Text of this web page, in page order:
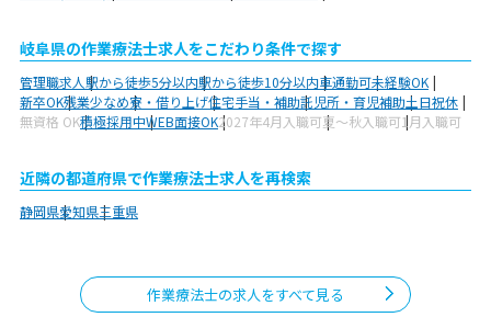
岐阜県の作業療法士求人をこだわり条件で探す
管理職求人駅から徒歩5分以内駅から徒歩10分以内車通勤可未経験OK
新卒OK残業少なめ寮・借り上げ住宅手当・補助託児所・育児補助土日祝休
無資格 OK積極採用中WEB面接OK2027年4月入職可夏～秋入職可1月入職可
近隣の都道府県で作業療法士求人を再検索
静岡県愛知県三重県
作業療法士の求人をすべて見る